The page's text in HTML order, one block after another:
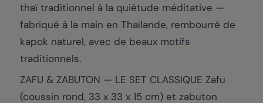
thaï traditionnel à la quiétude méditative —
fabriqué à la main en Thaïlande, rembourré de
kapok naturel, avec de beaux motifs
traditionnels.
ZAFU & ZABUTON — LE SET CLASSIQUE Zafu
(coussin rond, 33 x 33 x 15 cm) et zabuton